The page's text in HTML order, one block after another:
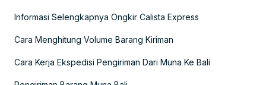
Informasi Selengkapnya Ongkir Calista Express
Cara Menghitung Volume Barang Kiriman
Cara Kerja Ekspedisi Pengiriman Dari Muna Ke Bali